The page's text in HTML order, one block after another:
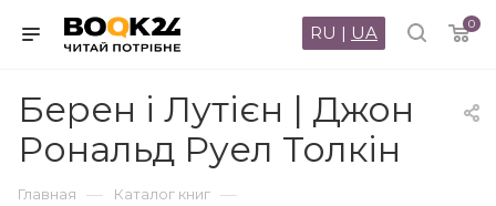
0
RU | UA
Берен і Лутієн | Джон
Рональд Руел Толкін
Главная — Каталог книг —